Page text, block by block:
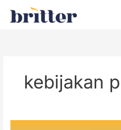
kebijakan